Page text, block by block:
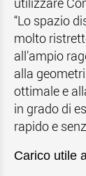
“Lo spazio
molto
all’ampio
alla
ottimale e
in grado di
rapido e
Carico utile